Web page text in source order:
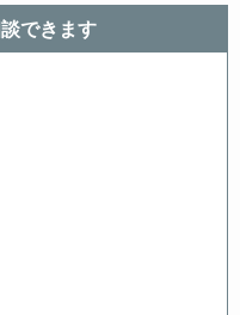
できます